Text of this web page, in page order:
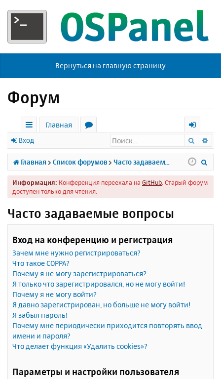
Вернуться на главную страницу
Форум
с
ы
л
к
Главная
р
у
м
х
о
д
Вход Поиск
Главная Список форумов Часто задаваемые вопросы
Информация: Конференция переехала на GitHub . Старый форум
доступен только для чтения.
Часто задаваемые вопросы
Вход на конференцию и регистрация
Зачем мне нужно регистрироваться?
Что такое COPPA?
Почему я не могу зарегистрироваться?
Я только что зарегистрировался, но не могу войти!
Почему я не могу войти?
Я давно зарегистрирован, но больше не могу войти!
Я забыл пароль!
Почему мне периодически приходится повторять ввод
имени и пароля?
Что делает функция «Удалить cookies»?
Параметры и настройки пользователя